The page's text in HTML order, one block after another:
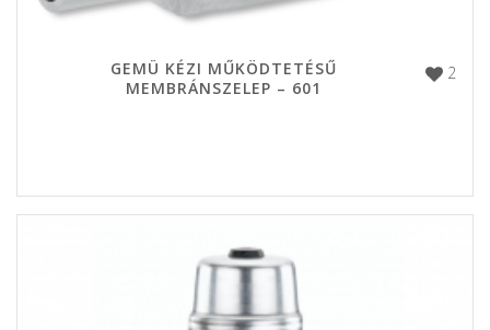
2
GEMÜ KÉZI MŰKÖDTETÉSŰ
MEMBRÁNSZELEP – 601